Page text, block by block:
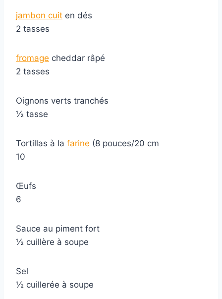
jambon cuit en dés
2 tasses
fromage cheddar râpé
2 tasses
Oignons verts tranchés
½ tasse
Tortillas à la farine (8 pouces/20 cm
10
Œufs
6
Sauce au piment fort
½ cuillère à soupe
Sel
½ cuillerée à soupe